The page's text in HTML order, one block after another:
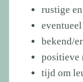
rustige
bekend/
positieve
tijd om